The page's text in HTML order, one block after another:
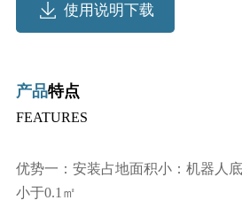
使用说明下载
产品特点
FEATURES
优势一：安装占地面积小：机器人
小于0.1㎡